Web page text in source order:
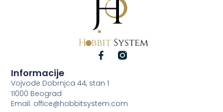
Informacije
Vojvode Dobrnjca 44, stan 1
11000 Beograd
Email: office@hobbitsystem.com